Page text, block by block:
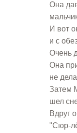
Она
И вот
и с
Очень
Она
не
Затем
шел
Вдруг
"Сюр-